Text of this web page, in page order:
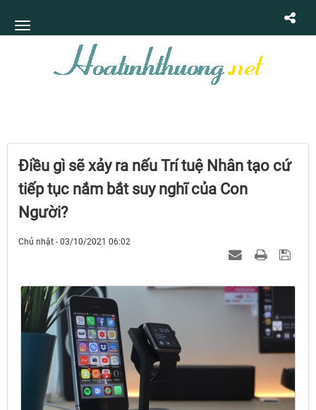
Điều gì sẽ xảy ra nếu Trí tuệ Nhân tạo cứ
tiếp tục nắm bắt suy nghĩ của Con
Người?
Chủ nhật - 03/10/2021 06:02